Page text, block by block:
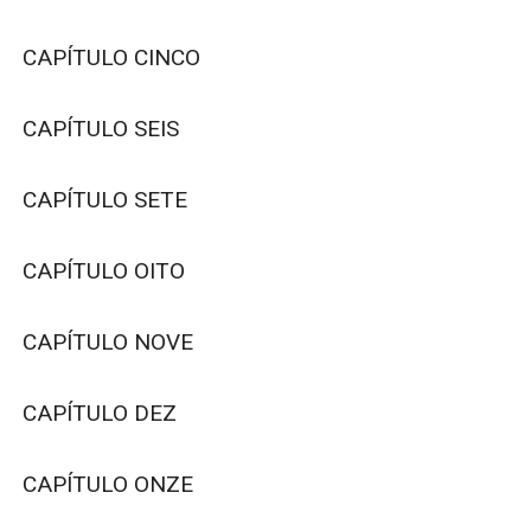
CAPÍTULO CINCO
CAPÍTULO SEIS
CAPÍTULO SETE
CAPÍTULO OITO
CAPÍTULO NOVE
CAPÍTULO DEZ
CAPÍTULO ONZE